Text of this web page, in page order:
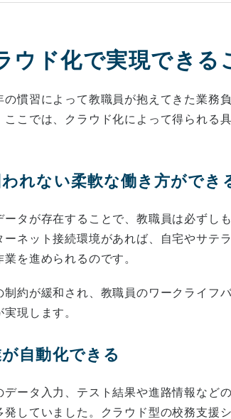
ウド化で実現できる
慣習によって教職員が抱えてきた業務
こでは、クラウド化によって得られる
れない柔軟な働き方ができ
ータが存在することで、教職員は必ずし
ネット接続環境があれば、自宅やサテ
を進められるのです。
約が緩和され、教職員のワークライフ
現します。
自動化できる
ータ入力、テスト結果や進路情報など
していました。クラウド型の校務支援